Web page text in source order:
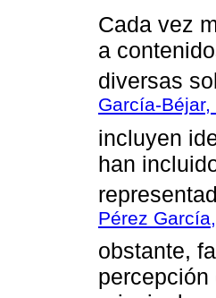
Cada vez
a
diversas
García-Béjar,
incluyen
han
Pérez
obstante,